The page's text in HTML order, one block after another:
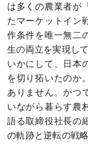
は多くの農業者が
たマーケットイン
作条件を唯一無二
生の両立を実現して
いかにして、日本
を切り拓いたのか
ありません。かつ
いながら暮らす農
語る取締役社長の
の軌跡と逆転の戦